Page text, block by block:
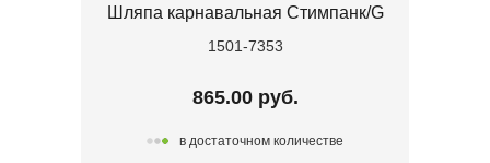
Шляпа карнавальная Стимпанк/G
1501-7353
865.00 руб.
в достаточном количестве